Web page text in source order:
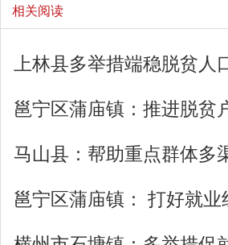
相关阅读
上林县多举措端稳脱贫人
邕宁区蒲庙镇：推进脱贫
马山县：帮助重点群体多
邕宁区蒲庙镇： 打好就